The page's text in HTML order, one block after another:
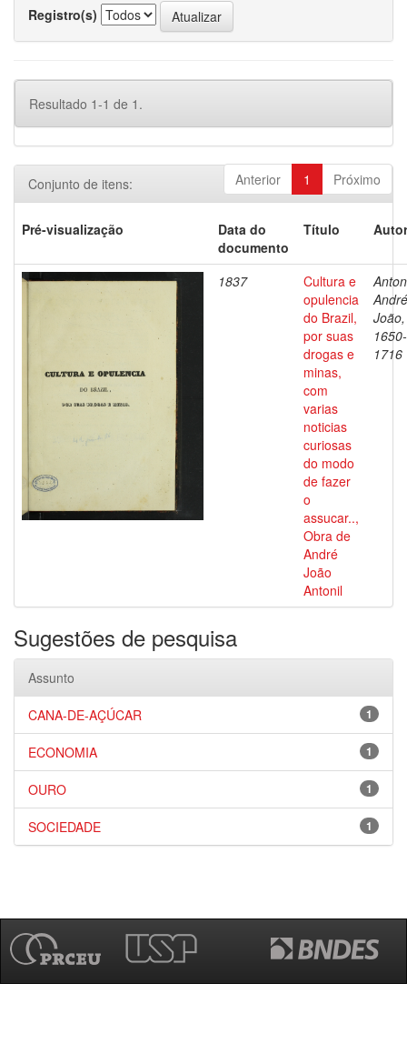
Registro(s)
Resultado 1-1 de 1.
Anterior 1 Próximo
Conjunto de itens:
Pré-visualização
Data do
documento
Título
1837
Cultura e
opulencia
do Brazil,
por suas
drogas e
minas,
com
varias
noticias
curiosas
do modo
de fazer
o
assucar..,
Obra de
André
João
Antonil
André
João,
1650-
1716
Sugestões de pesquisa
Assunto
1
CANA-DE-AÇÚCAR
1
ECONOMIA
1
OURO
1
SOCIEDADE